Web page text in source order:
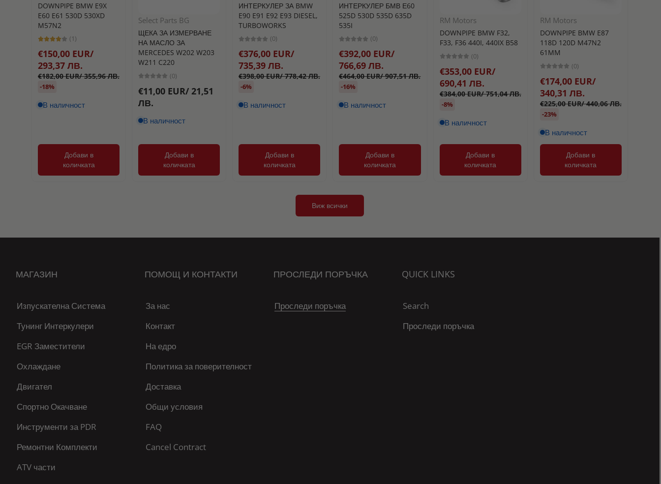
DOWNPIPE BMW E9X
E60 E61 530D 530XD
M57N2
(1)
€150,00 EUR/
293,37 ЛВ.
€182,00 EUR/ 355,96 ЛВ.
-18%
В наличност
Добави в
количката
Select Parts BG
ЩЕКА ЗА ИЗМЕРВАНЕ
НА МАСЛО ЗА
MERCEDES W202 W203
W211 C220
(0)
€11,00 EUR/ 21,51
ЛВ.
В наличност
Добави в
количката
ИНТЕРКУЛЕР ЗА BMW
E90 E91 E92 E93 DIESEL,
TURBOWORKS
(0)
€376,00 EUR/
735,39 ЛВ.
€398,00 EUR/ 778,42 ЛВ.
-6%
В наличност
Добави в
количката
ИНТЕРКУЛЕР БМВ Е60
525D 530D 535D 635D
535I
(0)
€392,00 EUR/
766,69 ЛВ.
€464,00 EUR/ 907,51 ЛВ.
-16%
В наличност
Добави в
количката
RM Motors
DOWNPIPE BMW F32,
F33, F36 440I, 440IX B58
(0)
€353,00 EUR/
690,41 ЛВ.
€384,00 EUR/ 751,04 ЛВ.
-8%
В наличност
Добави в
количката
RM Motors
DOWNPIPE BMW E87
118D 120D M47N2
61MM
(0)
€174,00 EUR/
340,31 ЛВ.
€225,00 EUR/ 440,06 ЛВ.
-23%
В наличност
Добави в
количката
Виж всички
МАГАЗИН
Изпускателна Система
Тунинг Интеркулери
EGR Заместители
Охлаждане
Двигател
Спортно Окачване
Инструменти за PDR
Ремонтни Комплекти
ATV части
ПОМОЩ И КОНТАКТИ
За нас
Контакт
На едро
Политика за поверителност
Доставка
Общи условия
FAQ
Cancel Contract
ПРОСЛЕДИ ПОРЪЧКА
Проследи поръчка
QUICK LINKS
Search
Проследи поръчка